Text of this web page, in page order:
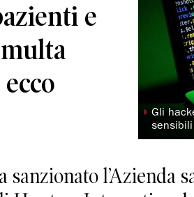
e
◗ Gli
sensibili
l’Azienda